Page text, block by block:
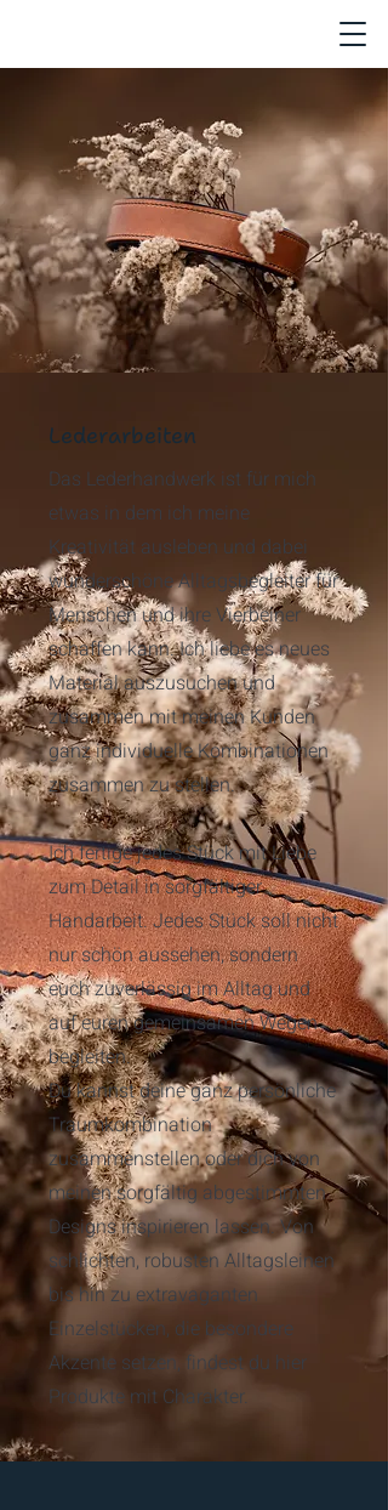
Lederarbeiten
Das Lederhandwerk ist für mich
etwas in dem ich meine
Kreativität ausleben und dabei
wunderschöne Alltagsbegleiter für
Menschen und ihre Vierbeiner
schaffen kann. Ich liebe es neues
Material auszusuchen und
zusammen mit meinen Kunden
ganz individuelle Kombinationen
zusammen zu stellen.
Ich fertige jedes Stück mit Liebe
zum Detail in sorgfältiger
Handarbeit. Jedes Stück soll nicht
nur schön aussehen, sondern
euch zuverlässig im Alltag und
auf euren gemeinsamen Wegen
begleiten.
Du kannst deine ganz persönliche
Traumkombination
zusammenstellen oder dich von
meinen sorgfältig abgestimmten
Designs inspirieren lassen. Von
schlichten, robusten Alltagsleinen
bis hin zu extravaganten
Einzelstücken, die besondere
Akzente setzen, findest du hier
Produkte mit Charakter.